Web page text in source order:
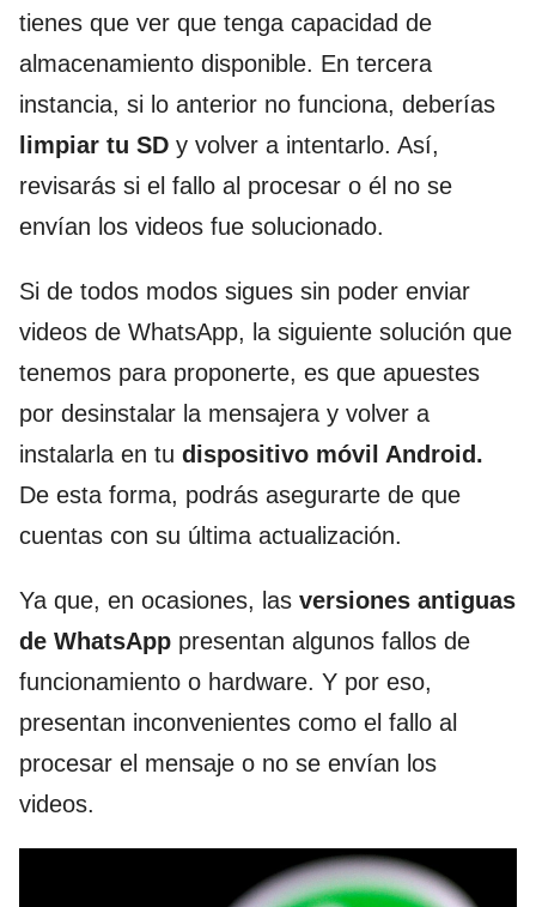
tienes que ver que tenga capacidad de
almacenamiento disponible. En tercera
instancia, si lo anterior no funciona, deberías
limpiar tu SD y volver a intentarlo. Así,
revisarás si el fallo al procesar o él no se
envían los videos fue solucionado.
Si de todos modos sigues sin poder enviar
videos de WhatsApp, la siguiente solución que
tenemos para proponerte, es que apuestes
por desinstalar la mensajera y volver a
instalarla en tu dispositivo móvil Android.
De esta forma, podrás asegurarte de que
cuentas con su última actualización.
Ya que, en ocasiones, las versiones antiguas
de WhatsApp presentan algunos fallos de
funcionamiento o hardware. Y por eso,
presentan inconvenientes como el fallo al
procesar el mensaje o no se envían los
videos.